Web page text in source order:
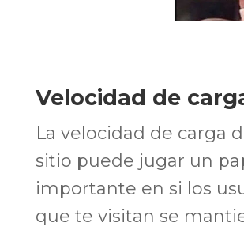
Velocidad de
La velocidad de carga
sitio puede jugar un
importante en si los
que te visitan se